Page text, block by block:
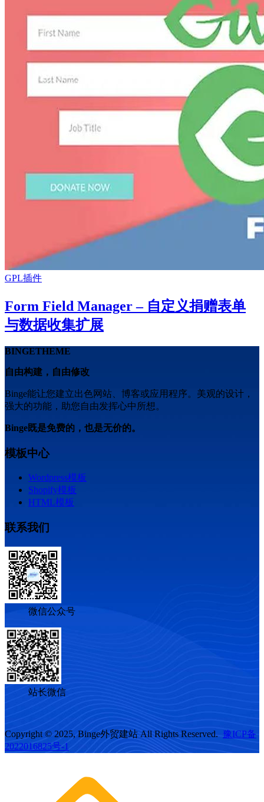
GPL插件
Form Field Manager – 自定义捐赠表单
与数据收集扩展
BINGETHEME
自由构建，自由修改
Binge能让您建立出色网站、博客或应用程序。美观的设计，
强大的功能，助您自由发挥心中所想。
Binge既是免费的，也是无价的。
模板中心
Wordpress模板
Shopify模板
HTML模板
联系我们
微信公众号
站长微信
Copyright © 2025, Binge外贸建站 All Rights Reserved. 豫ICP备
2022016825号-1